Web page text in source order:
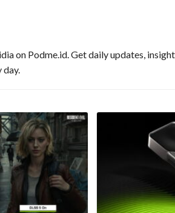
on Podme.id. Get daily updates,
day.